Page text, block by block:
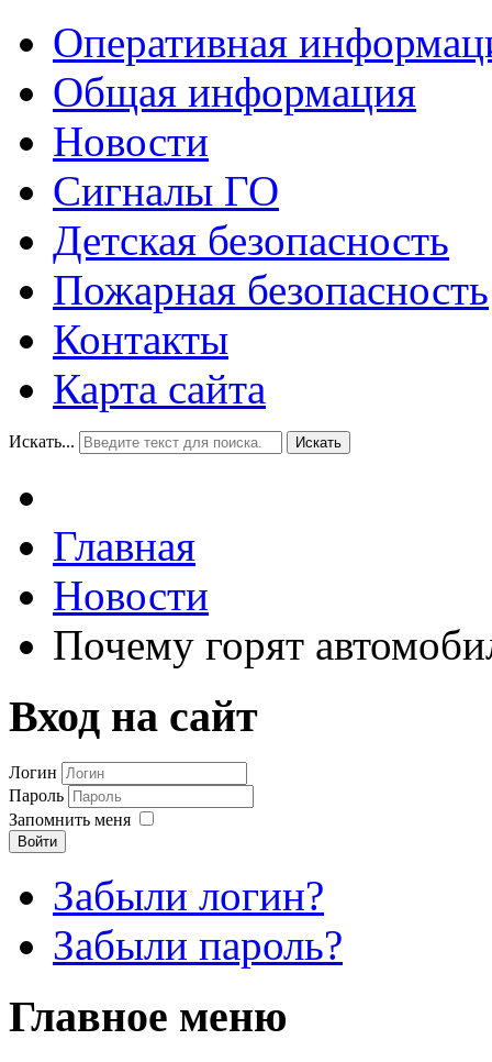
Оперативная
Общая информация
Новости
Сигналы ГО
Детская безопасность
Пожарная безопасность
Контакты
Карта сайта
Искать... Искать
Главная
Новости
Почему горят
Вход на сайт
Логин
Пароль
Запомнить меня
Войти
Забыли логин?
Забыли пароль?
Главное меню